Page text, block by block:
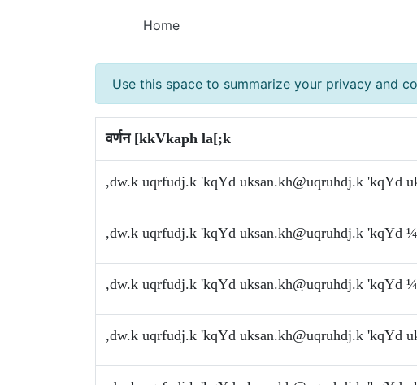
Home
Use this space to summarize your privacy and
वर्णन [kkVkaph la[;k
,dw.k uqrfudj.k 'kqYd uksan.kh@uqruhdj.k 'kqYd
,dw.k uqrfudj.k 'kqYd uksan.kh@uqruhdj.k 'kqYd
,dw.k uqrfudj.k 'kqYd uksan.kh@uqruhdj.k 'kqYd
,dw.k uqrfudj.k 'kqYd uksan.kh@uqruhdj.k 'kqYd